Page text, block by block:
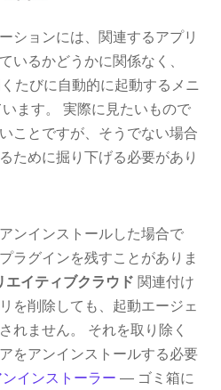
ションには、関連するアプリ
いるかどうかに関係なく、
たびに自動的に起動するメニ
ます。 実際に見たいもので
ことですが、そうでない場合
ために掘り下げる必要があり
ンインストールした場合で
ラグインを残すことがありま
エイティブクラウド 関連付け
を削除しても、起動エージェ
れません。 それを取り除く
をアンインストールする必要
インストーラー — ゴミ箱に